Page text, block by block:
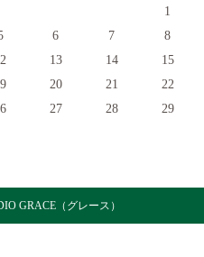
1
6 7
8
13 14
15
20 21
22
27 28
29
GRACE（グレース）